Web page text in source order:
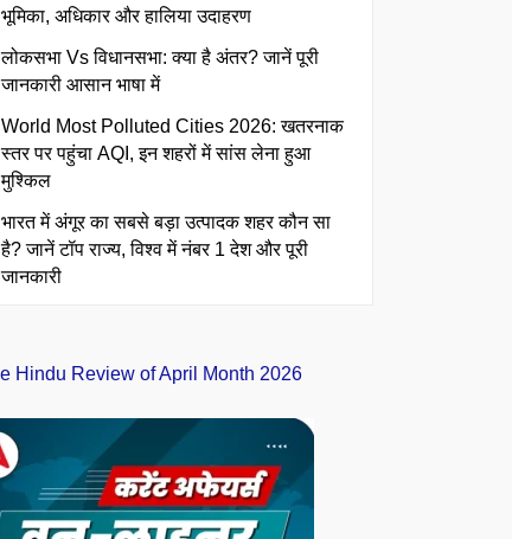
भूमिका, अधिकार और हालिया उदाहरण
लोकसभा Vs विधानसभा: क्या है अंतर? जानें पूरी
जानकारी आसान भाषा में
World Most Polluted Cities 2026: खतरनाक
स्तर पर पहुंचा AQI, इन शहरों में सांस लेना हुआ
मुश्किल
भारत में अंगूर का सबसे बड़ा उत्पादक शहर कौन सा
है? जानें टॉप राज्य, विश्व में नंबर 1 देश और पूरी
जानकारी